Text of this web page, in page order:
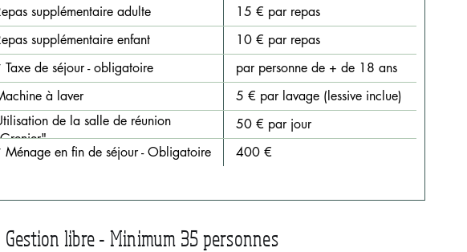
supplémentaire adulte
15 € par repas
supplémentaire enfant
10 € par repas
Taxe de séjour - obligatoire
par personne de + de 18 ans
à laver
5 € par lavage (lessive inclue)
de la salle de réunion
50 € par jour
Ménage en fin de séjour - Obligatoire
400 €
Gestion libre - Minimum 35 personnes